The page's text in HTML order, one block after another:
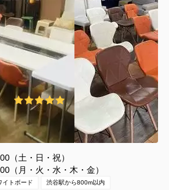
間 5.0 (1件)
渋谷区桜丘町29-33
1〜35名
（土・日・祝）
（月・火・水・木・金）
イトボード 渋谷駅から800m以内